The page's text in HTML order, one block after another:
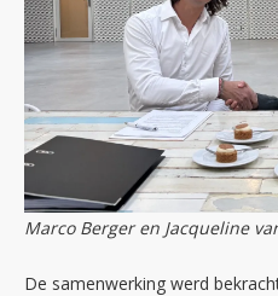
Marco Berger en Jacqueline
De samenwerking werd